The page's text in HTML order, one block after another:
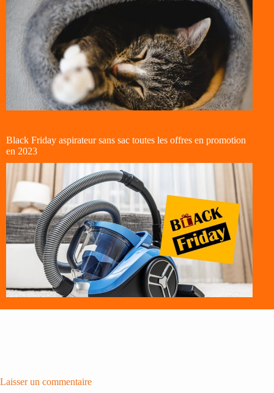
Black Friday aspirateur sans sac toutes les offres en promotion
en 2023
Laisser un commentaire